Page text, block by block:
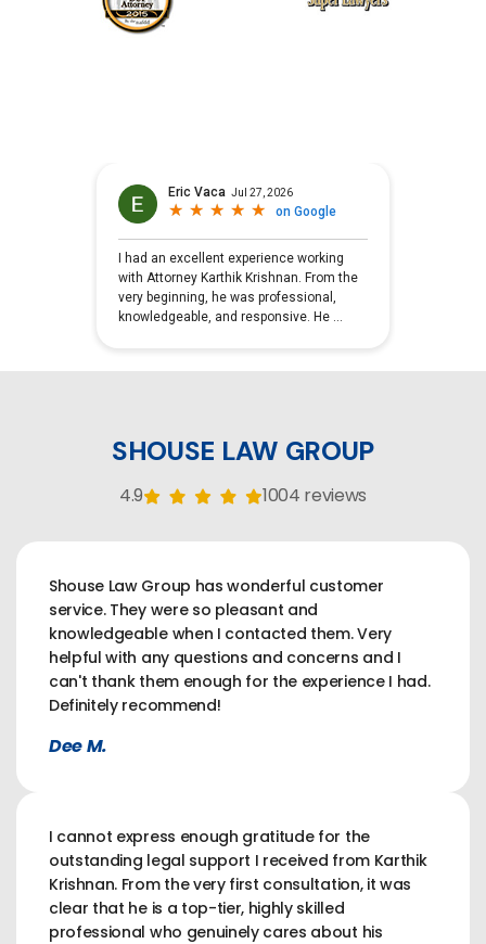
SHOUSE LAW GROUP
4.9 1004 reviews
Shouse Law Group has wonderful customer
service. They were so pleasant and
knowledgeable when I contacted them. Very
helpful with any questions and concerns and I
can't thank them enough for the experience I had.
Definitely recommend!
Dee M.
I cannot express enough gratitude for the
outstanding legal support I received from Karthik
Krishnan. From the very first consultation, it was
clear that he is a top-tier, highly skilled
professional who genuinely cares about his